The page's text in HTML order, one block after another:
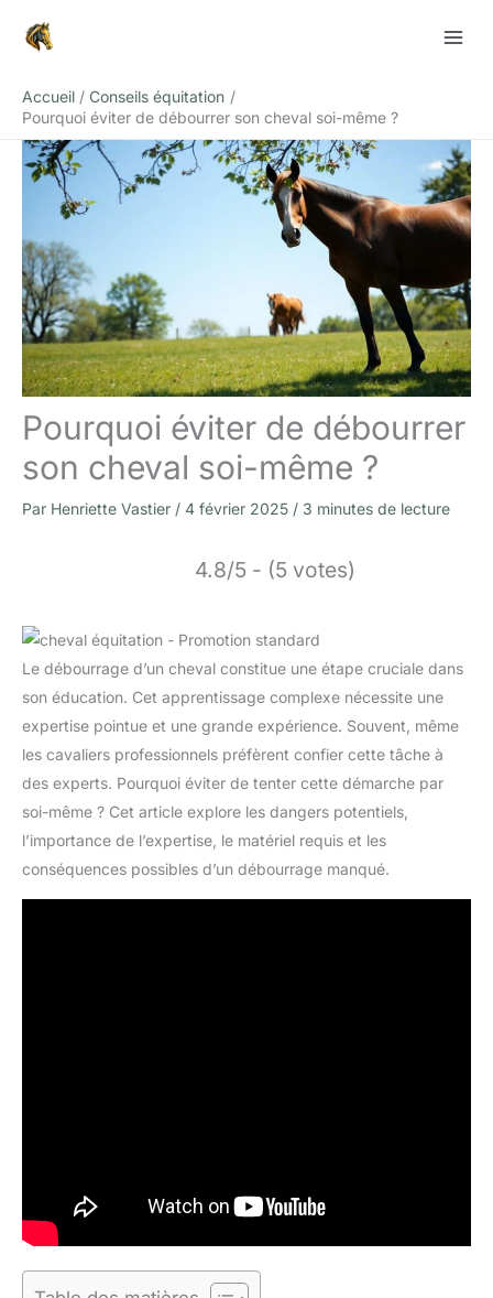
Accueil
Conseils équitation
Pourquoi éviter de débourrer son cheval soi-même ?
Pourquoi éviter de débourrer
son cheval soi-même ?
Par Henriette Vastier / 4 février 2025 / 3 minutes de lecture
4.8/5 - (5 votes)
Le débourrage d’un cheval constitue une étape cruciale dans
son éducation. Cet apprentissage complexe nécessite une
expertise pointue et une grande expérience. Souvent, même
les cavaliers professionnels préfèrent confier cette tâche à
des experts. Pourquoi éviter de tenter cette démarche par
soi-même ? Cet article explore les dangers potentiels,
l’importance de l’expertise, le matériel requis et les
conséquences possibles d’un débourrage manqué.